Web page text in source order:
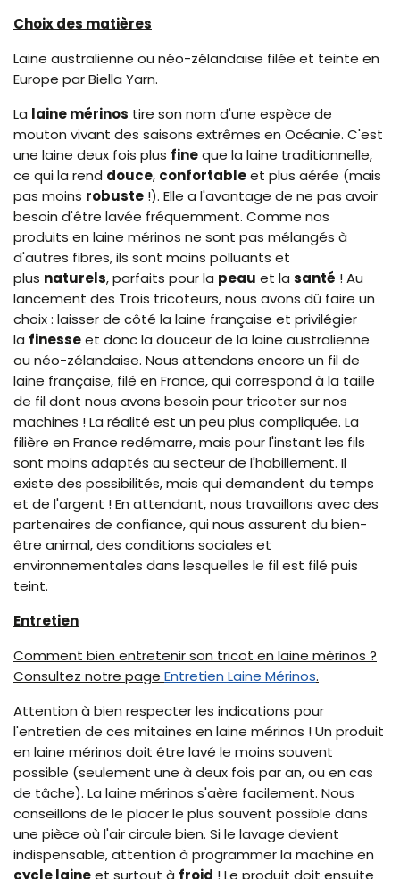
Choix des matières
Laine australienne ou néo-zélandaise filée et teinte en
Europe par Biella Yarn.
La laine mérinos tire son nom d'une espèce de
mouton vivant des saisons extrêmes en Océanie. C'est
une laine deux fois plus fineque la laine traditionnelle,
ce qui la rend douce, confortableet plus aérée (mais
pas moins robuste !). Elle a l'avantage de ne pas avoir
besoin d'être lavée fréquemment. Comme nos
produits en laine mérinos ne sont pas mélangés à
d'autres fibres, ils sont moins polluants et
plus naturels, parfaits pour la peau et la santé ! Au
lancement des Trois tricoteurs, nous avons dû faire un
choix : laisser de côté la laine française et privilégier
la finesseet donc la douceur de la laine australienne
ou néo-zélandaise. Nous attendons encore un fil de
laine française, filé en France, qui correspond à la taille
de fil dont nous avons besoin pour tricoter sur nos
machines ! La réalité est un peu plus compliquée. La
filière en France redémarre, mais pour l'instant les fils
sont moins adaptés au secteur de l'habillement. Il
existe des possibilités, mais qui demandent du temps
et de l'argent ! En attendant, nous travaillons avec des
partenaires de confiance, qui nous assurent du bien-
être animal, des conditions sociales et
environnementales dans lesquelles le fil est filé puis
teint.
Entretien
Comment bien entretenir son tricot en laine mérinos ?
Consultez notre page Entretien Laine Mérinos.
Attention à bien respecter les indications pour
l'entretien de ces mitaines en laine mérinos ! Un produit
en laine mérinos doit être lavé le moins souvent
possible (seulement une à deux fois par an, ou en cas
de tâche). La laine mérinos s'aère facilement. Nous
conseillons de le placer le plus souvent possible dans
une pièce où l'air circule bien. Si le lavage devient
indispensable, attention à programmer la machine en